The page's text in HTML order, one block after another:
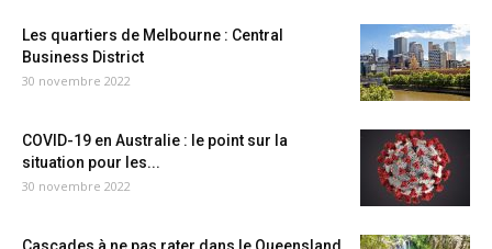
Les quartiers de Melbourne : Central
Business District
30 novembre 2022
COVID-19 en Australie : le point sur la
situation pour les...
30 novembre 2022